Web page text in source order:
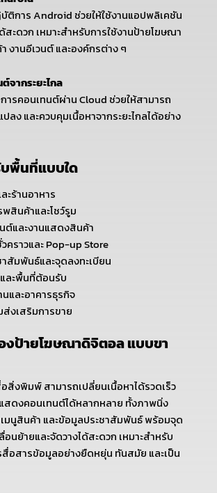
ติการ Android ช่วยให้ใช้งานแอปพลิเคชัน
สะดวก เหมาะสำหรับการใช้งานป้ายโฆษณา
งานอีเวนต์ และองค์กรต่าง ๆ
จากระยะไกล
ารคอนเทนต์ผ่าน Cloud ช่วยให้สามารถ
ลง และควบคุมเนื้อหาจากระยะไกลได้อย่าง
บพื้นที่แบบใด
ะร้านอาหาร
สินค้าและโชว์รูม
ต์และงานแสดงสินค้า
คราวและ Pop-up Store
สัมพันธ์และจุดลงทะเบียน
ละพื้นที่ต้อนรับ
และอาคารธุรกิจ
งเสริมการขาย
งป้ายโฆษณาดิจิตอล แบบขา
สิ่งพิมพ์ สามารถเปลี่ยนเนื้อหาได้รวดเร็ว
สดงคอนเทนต์ได้หลากหลาย ทั้งภาพนิ่ง
เมนูสินค้า และข้อมูลประชาสัมพันธ์ พร้อมจุด
อนย้ายและจัดวางได้สะดวก เหมาะสำหรับ
อสารข้อมูลอย่างยืดหยุ่น ทันสมัย และเป็น